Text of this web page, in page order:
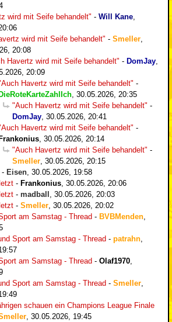
wird mit Seife behandelt" - Will Kane
wird mit Seife behandelt" - Smeller
20:08
Havertz wird mit Seife behandelt" - DomJay
20:09
Havertz wird mit Seife behandelt" -
DieRoteKarteZahlIch 30.05.2026, 20:35
"Auch Havertz wird mit Seife behandelt" -
DomJay 30.05.2026, 20:41
Havertz wird mit Seife behandelt" -
Frankonius 30.05.2026, 20:14
"Auch Havertz wird mit Seife behandelt" -
Smeller 30.05.2026, 20:15
- Eisen 30.05.2026, 19:58
- Frankonius 30.05.2026, 20:06
- madball
30.05.2026, 20:03
- Smeller 30.05.2026, 20:02
am Samstag - Thread - BVBMenden
Sport am Samstag - Thread - patrahn
am Samstag - Thread - Olaf1970
Sport am Samstag - Thread - Smeller
schauen ein Champions League Finale
30.05.2026, 19:45